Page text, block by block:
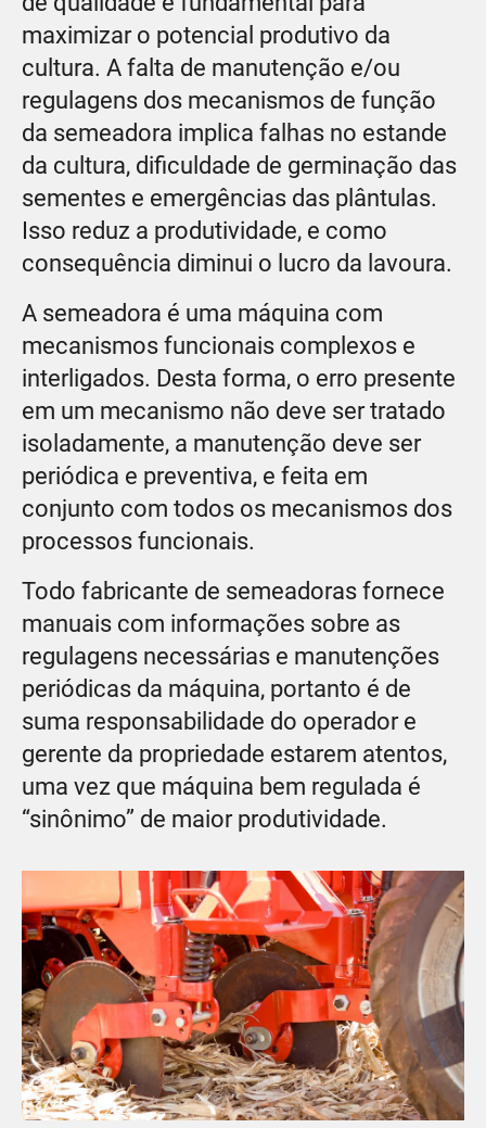
maximizar o potencial produtivo da
cultura. A falta de manutenção e/ou
regulagens dos mecanismos de função
da semeadora implica falhas no estande
da cultura, dificuldade de germinação das
sementes e emergências das plântulas.
Isso reduz a produtividade, e como
consequência diminui o lucro da lavoura.
A semeadora é uma máquina com
mecanismos funcionais complexos e
interligados. Desta forma, o erro presente
em um mecanismo não deve ser tratado
isoladamente, a manutenção deve ser
periódica e preventiva, e feita em
conjunto com todos os mecanismos dos
processos funcionais.
Todo fabricante de semeadoras fornece
manuais com informações sobre as
regulagens necessárias e manutenções
periódicas da máquina, portanto é de
suma responsabilidade do operador e
gerente da propriedade estarem atentos,
uma vez que máquina bem regulada é
“sinônimo” de maior produtividade.